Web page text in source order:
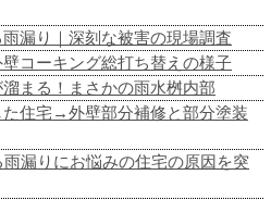
漏り｜深刻な被害の現場調査
壁コーキング総打ち替えの様子
まる！まさかの雨水桝内部
た住宅→外壁部分補修と部分塗装
雨漏りにお悩みの住宅の原因を突